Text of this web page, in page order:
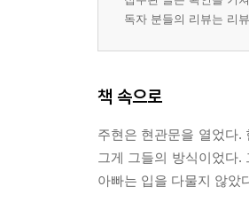
독자 분들의 리뷰는 리
책 속으로
주현은 현관문을 열었다.
그게 그들의 방식이었다.
아빠는 입을 다물지 않았